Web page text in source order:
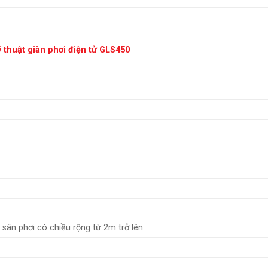
thuật giàn phơi điện tử GLS450
sân phơi có chiều rộng từ 2m trở lên